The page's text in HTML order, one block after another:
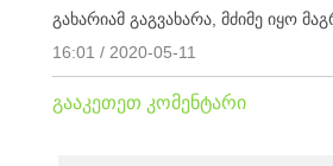
გახარიამ გაგვახარა, მძიმე იყო
16:01 / 2020-05-11
გააკეთეთ კომენტარი